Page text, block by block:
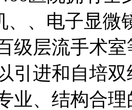
、、电子显微
级层流手术
引进和自培
业、结构合